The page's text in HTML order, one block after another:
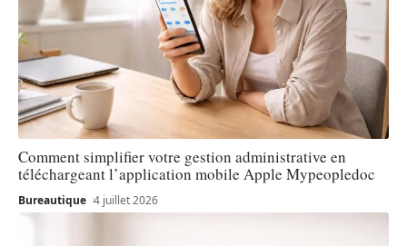
Comment simplifier votre gestion administrative en
téléchargeant l’application mobile Apple Mypeopledoc
Bureautique 4 juillet 2026